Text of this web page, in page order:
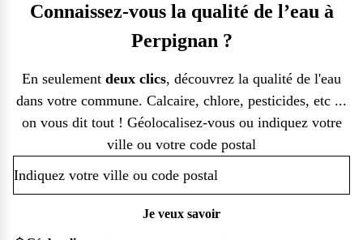
Connaissez-vous la qualité de l’eau à
Perpignan ?
En seulement deux clics, découvrez la qualité de l'eau
dans votre commune. Calcaire, chlore, pesticides, etc ...
on vous dit tout ! Géolocalisez-vous ou indiquez votre
ville ou votre code postal
Je veux savoir